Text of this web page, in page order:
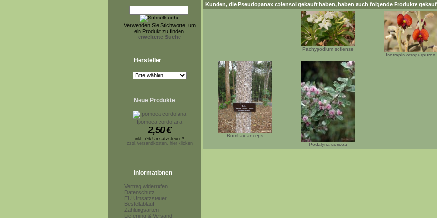
Verwenden Sie Stichworte, um
ein Produkt zu finden.
erweiterte Suche
Hersteller
Neue Produkte
Ipomoea cordofana
2,50€
inkl. 7% Umsatzsteuer *
zzgl.Versandkosten, hier klicken
Informationen
Vertrag widerrufen
Datenschutz
EU Umsatzsteuer
Bestellablauf
Zahlungsarten
Lieferung & Versand
Kunden, die Pseudopanax colensoi gekauft haben, haben auch folgende Produkte
Pachypodium sofiense
Isotropis atropurpurea
Bombax anceps
Podalyria sericea